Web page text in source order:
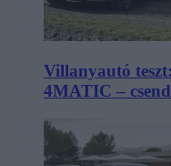
Villanyautó
4MATIC –